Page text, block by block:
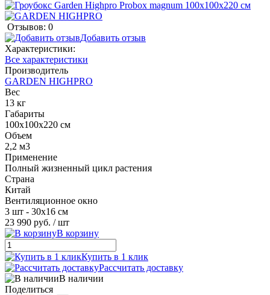
Отзывов: 0
Добавить отзыв
Характеристики:
Все характеристики
Производитель
GARDEN HIGHPRO
Вес
13 кг
Габариты
100х100х220 см
Объем
2,2 м3
Применение
Полный жизненный цикл растения
Страна
Китай
Вентиляционное окно
3 шт - 30х16 см
23 990 руб. / шт
В корзину
Купить в 1 клик
Рассчитать доставку
В наличии
Поделиться